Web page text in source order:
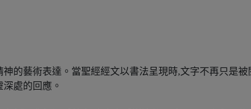
的藝術表達。當聖經經文以書法呈現時,文字不再只是被
處的回應。